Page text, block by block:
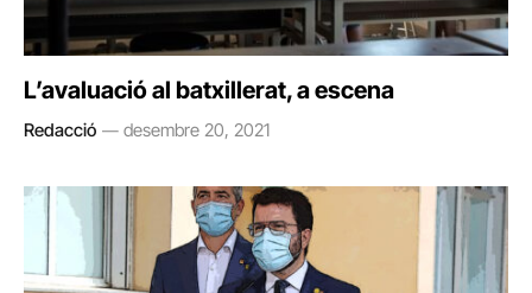
L’avaluació al batxillerat, a escena
Redacció desembre 20, 2021